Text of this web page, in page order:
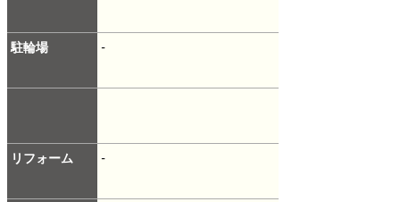
駐輪場 -
リフォーム -